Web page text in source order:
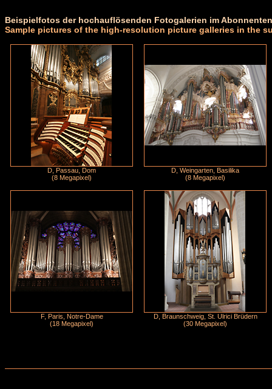
Beispielfotos der hochauflösenden Fotogalerien im
Sample pictures of the high-resolution picture galleries in the
D, Passau, Dom
(8 Megapixel)
D, Weingarten, Basilika
(8 Megapixel)
F, Paris, Notre-Dame
(18 Megapixel)
D, Braunschweig, St. Ulrici Brüdern
(30 Megapixel)